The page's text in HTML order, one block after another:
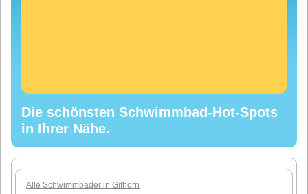
Die schönsten Schwimmbad-Hot-Spots
in Ihrer Nähe.
Alle Schwimmbäder in Gifhorn